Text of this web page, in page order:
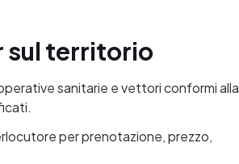
sul territorio
sanitarie e vettori conformi alla
per prenotazione, prezzo,